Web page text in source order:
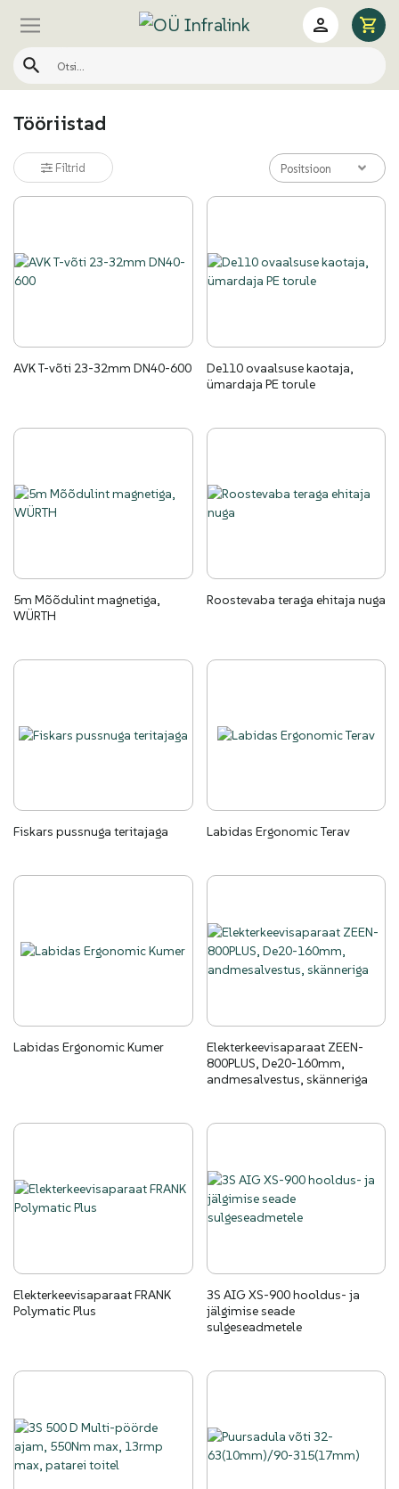
Tööriistad
Filtrid Positsioon
AVK T-võti 23-32mm DN40-600
De110 ovaalsuse kaotaja,
ümardaja PE torule
5m Mõõdulint magnetiga,
WÜRTH
Roostevaba teraga ehitaja nuga
Fiskars pussnuga teritajaga Labidas Ergonomic Terav
Labidas Ergonomic Kumer
Elekterkeevisaparaat ZEEN-
800PLUS, De20-160mm,
andmesalvestus, skänneriga
Elekterkeevisaparaat FRANK
Polymatic Plus
3S AIG XS-900 hooldus- ja
jälgimise seade
sulgeseadmetele